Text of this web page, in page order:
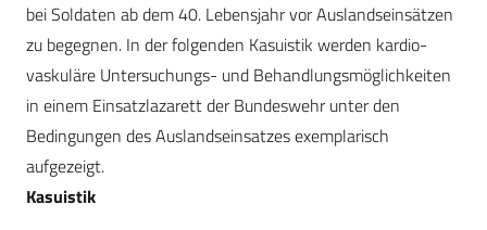
bei Soldaten ab dem 40. Lebensjahr vor Auslandseinsätzen
zu begegnen. In der folgenden Kasuistik werden kardio-
vaskuläre Untersuchungs- und Behandlungsmöglichkeiten
in einem Einsatzlazarett der Bundeswehr unter den
Bedingungen des Auslandseinsatzes exemplarisch
aufgezeigt.
Kasuistik